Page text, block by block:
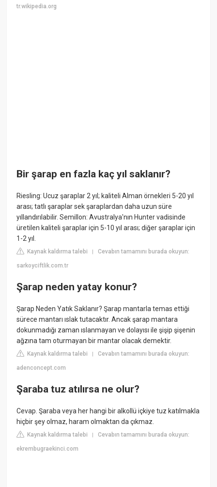
tr.wikipedia.org
Bir şarap en fazla kaç yıl saklanır?
Riesling: Ucuz şaraplar 2 yıl; kaliteli Alman örnekleri 5-20 yıl
arası; tatlı şaraplar sek şaraplardan daha uzun süre
yıllandırılabilir. Semillon: Avustralya'nın Hunter vadisinde
üretilen kaliteli şaraplar için 5-10 yıl arası; diğer şaraplar için
1-2 yıl.
Kaynak kaldırma talebi |Cevabın tamamını burada okuyun:
sarkoyciftlik.com.tr
Şarap neden yatay konur?
Şarap Neden Yatık Saklanır? Şarap mantarla temas ettiği
sürece mantarı ıslak tutacaktır. Ancak şarap mantara
dokunmadığı zaman ıslanmayan ve dolayısı ile şişip şişenin
ağzına tam oturmayan bir mantar olacak demektir.
Kaynak kaldırma talebi |Cevabın tamamını burada okuyun:
adenconcept.com
Şaraba tuz atılırsa ne olur?
Cevap. Şaraba veya her hangi bir alkollü içkiye tuz katılmakla
hiçbir şey olmaz, haram olmaktan da çıkmaz.
Kaynak kaldırma talebi |Cevabın tamamını burada okuyun:
ekrembugraekinci.com